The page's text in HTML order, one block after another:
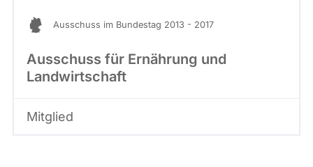
Ausschuss im Bundestag 2013 - 2017
Ausschuss für Ernährung und
Landwirtschaft
Mitglied